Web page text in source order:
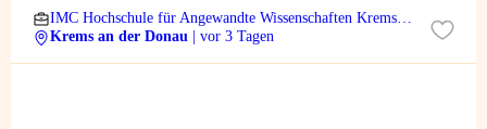
IMC Hochschule für Angewandte Wissenschaften Krems
GmbH
Krems an der Donau | vor 3 Tagen